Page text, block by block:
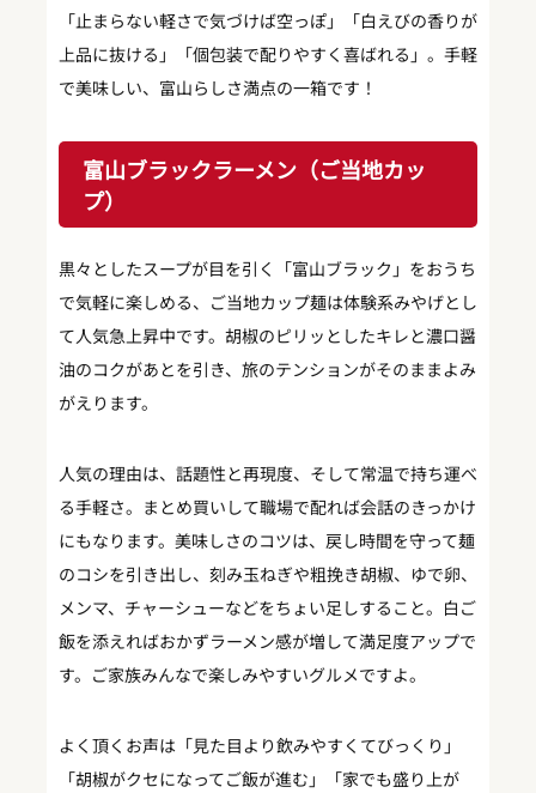
「止まらない軽さで気づけば空っぽ」「白えびの香りが
上品に抜ける」「個包装で配りやすく喜ばれる」。手軽
で美味しい、富山らしさ満点の一箱です！
富山ブラックラーメン（ご当地カッ
プ）
黒々としたスープが目を引く「富山ブラック」をおうち
で気軽に楽しめる、ご当地カップ麺は体験系みやげとし
て人気急上昇中です。胡椒のピリッとしたキレと濃口醤
油のコクがあとを引き、旅のテンションがそのままよみ
がえります。
人気の理由は、話題性と再現度、そして常温で持ち運べ
る手軽さ。まとめ買いして職場で配れば会話のきっかけ
にもなります。美味しさのコツは、戻し時間を守って麺
のコシを引き出し、刻み玉ねぎや粗挽き胡椒、ゆで卵、
メンマ、チャーシューなどをちょい足しすること。白ご
飯を添えればおかずラーメン感が増して満足度アップで
す。ご家族みんなで楽しみやすいグルメですよ。
よく頂くお声は「見た目より飲みやすくてびっくり」
「胡椒がクセになってご飯が進む」「家でも盛り上が